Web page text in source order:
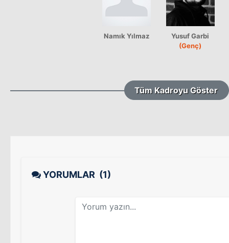
Namık Yılmaz
Yusuf Garbi
(Genç)
Tüm Kadroyu Göster
YORUMLAR (1)